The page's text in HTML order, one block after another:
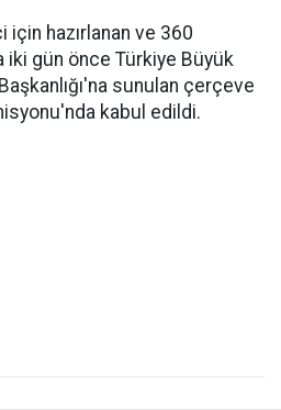
hazırlanan ve 360
iki gün önce Türkiye Büyük
sunulan çerçeve
kabul edildi.